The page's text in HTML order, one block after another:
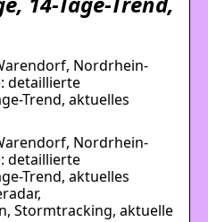
Nordrhein-
detaillierte
Trend, aktuelles
Nordrhein-
detaillierte
Trend, aktuelles
Stormtracking, aktuelle